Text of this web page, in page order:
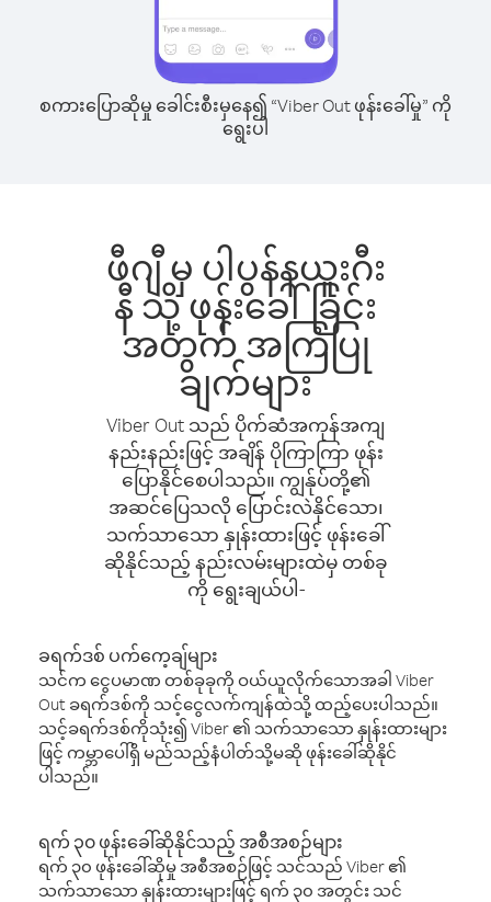
စကားပြောဆိုမှု ခေါင်းစီးမှနေ၍ “Viber Out ဖုန်းခေါ်မှု” ကို
ရွေးပါ
ဖီဂျီ မှ ပါပွန်နယူးဂီး
နီ သို့ ဖုန်းခေါ်ခြင်း
အတွက် အကြံပြု
ချက်များ
Viber Out သည် ပိုက်ဆံအကုန်အကျ
နည်းနည်းဖြင့် အချိန် ပိုကြာကြာ ဖုန်း
ပြောနိုင်စေပါသည်။ ကျွန်ုပ်တို့၏
အဆင်ပြေသလို ပြောင်းလဲနိုင်သော၊
သက်သာသော နှုန်းထားဖြင့် ဖုန်းခေါ်
ဆိုနိုင်သည့် နည်းလမ်းများထဲမှ တစ်ခု
ကို ရွေးချယ်ပါ-
ခရက်ဒစ် ပက်ကေ့ချ်များ
သင်က ငွေပမာဏ တစ်ခုခုကို ဝယ်ယူလိုက်သောအခါ Viber
Out ခရက်ဒစ်ကို သင့်ငွေလက်ကျန်ထဲသို့ ထည့်ပေးပါသည်။
သင့်ခရက်ဒစ်ကိုသုံး၍ Viber ၏ သက်သာသော နှုန်းထားများ
ဖြင့် ကမ္ဘာပေါ်ရှိ မည်သည့်နံပါတ်သို့မဆို ဖုန်းခေါ်ဆိုနိုင်
ပါသည်။
ရက် ၃၀ ဖုန်းခေါ်ဆိုနိုင်သည့် အစီအစဉ်များ
ရက် ၃၀ ဖုန်းခေါ်ဆိုမှု အစီအစဉ်ဖြင့် သင်သည် Viber ၏
သက်သာသော နှုန်းထားများဖြင့် ရက် ၃၀ အတွင်း သင်